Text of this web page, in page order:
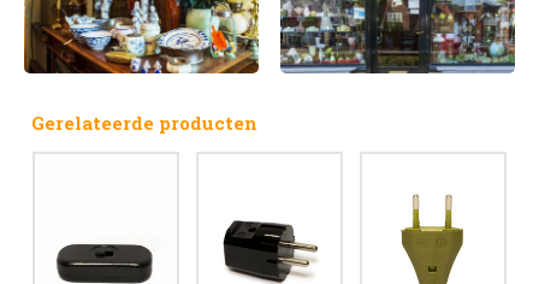
Gerelateerde producten